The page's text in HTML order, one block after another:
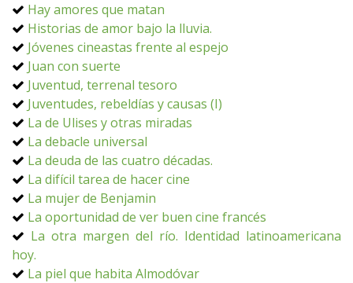
Hay amores que matan
Historias de amor bajo la lluvia.
Jóvenes cineastas frente al espejo
Juan con suerte
Juventud, terrenal tesoro
Juventudes, rebeldías y causas (I)
La de Ulises y otras miradas
La debacle universal
La deuda de las cuatro décadas.
La difícil tarea de hacer cine
La mujer de Benjamin
La oportunidad de ver buen cine francés
La otra margen del río. Identidad latinoamericana
hoy.
La piel que habita Almodóvar